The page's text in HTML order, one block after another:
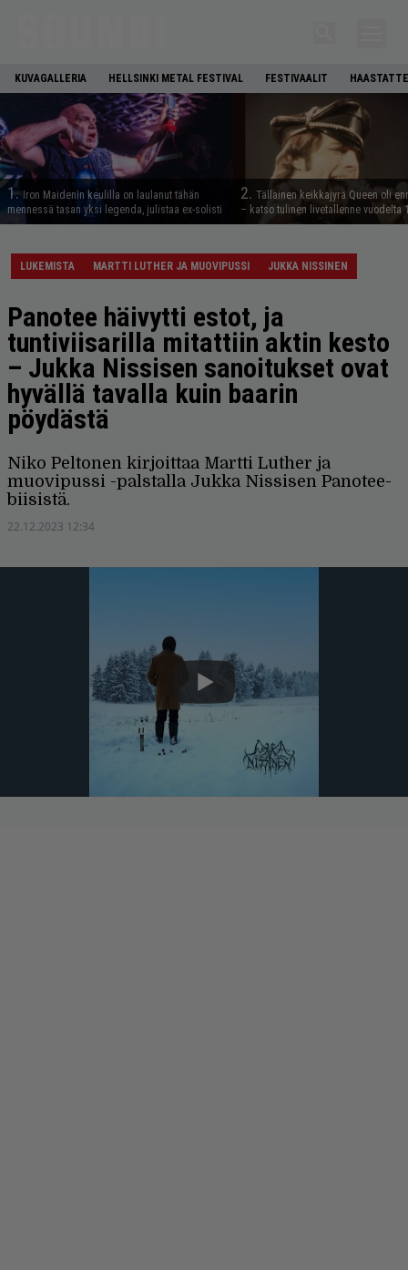
KUVAGALLERIA HELLSINKI METAL FESTIVAL FESTIVAALIT
1. Iron Maidenin keulilla on laulanut tähän
mennessä tasan yksi legenda, julistaa ex-solisti
2. Tällainen keikkajyrä Queen oli
– katso tulinen livetallenne vuodelta
LUKEMISTA MARTTI LUTHER JA MUOVIPUSSI JUKKA NISSINEN
Panotee häivytti estot, ja
tuntiviisarilla mitattiin aktin kesto
– Jukka Nissisen sanoitukset ovat
hyvällä tavalla kuin baarin
pöydästä
Niko Peltonen kirjoittaa Martti Luther ja
muovipussi -palstalla Jukka Nissisen Panotee-
biisistä.
22.12.2023 12:34